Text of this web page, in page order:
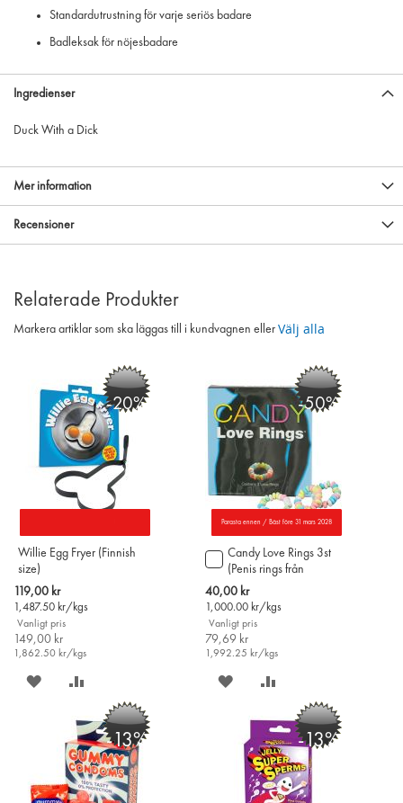
Standardutrustning för varje seriös badare
Badleksak för nöjesbadare
Ingredienser
Duck With a Dick
Mer information
Recensioner
Relaterade Produkter
Markera artiklar som ska läggas till i kundvagnen eller Välj alla
-20%
Willie Egg Fryer (Finnish
size)
Special
Price
119,00 kr
1,487.50 kr/kgs
Vanligt pris
149,00 kr
1,862.50 kr/kgs
SPARA
ÖNSKELISTAN
JÄMFÖR
-50%
Parasta ennen / Bäst före 31 mars 2028
Candy Love Rings 3st
(Penis rings från
Finland)
Special
Price
40,00 kr
1,000.00 kr/kgs
Vanligt pris
79,69 kr
1,992.25 kr/kgs
Lägg
till
i
varukorgen
SPARA
ÖNSKELISTAN
JÄMFÖR
-13% -13%